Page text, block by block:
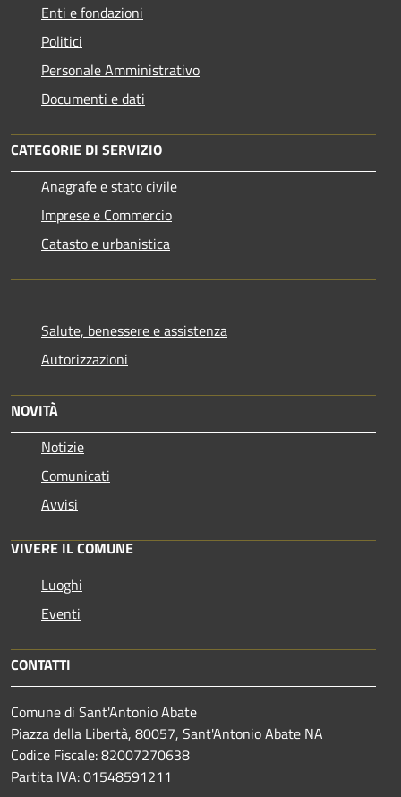
Enti e fondazioni
Politici
Personale Amministrativo
Documenti e dati
CATEGORIE DI SERVIZIO
Anagrafe e stato civile
Imprese e Commercio
Catasto e urbanistica
Salute, benessere e assistenza
Autorizzazioni
NOVITÀ
Notizie
Comunicati
Avvisi
VIVERE IL COMUNE
Luoghi
Eventi
CONTATTI
Comune di Sant'Antonio Abate
Piazza della Libertà, 80057, Sant'Antonio Abate NA
Codice Fiscale: 82007270638
Partita IVA: 01548591211